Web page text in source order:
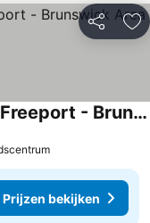
Delen
Holiday Inn Express & Suites Freeport - Brunswick Area By Ihg
Prijzen bekijken